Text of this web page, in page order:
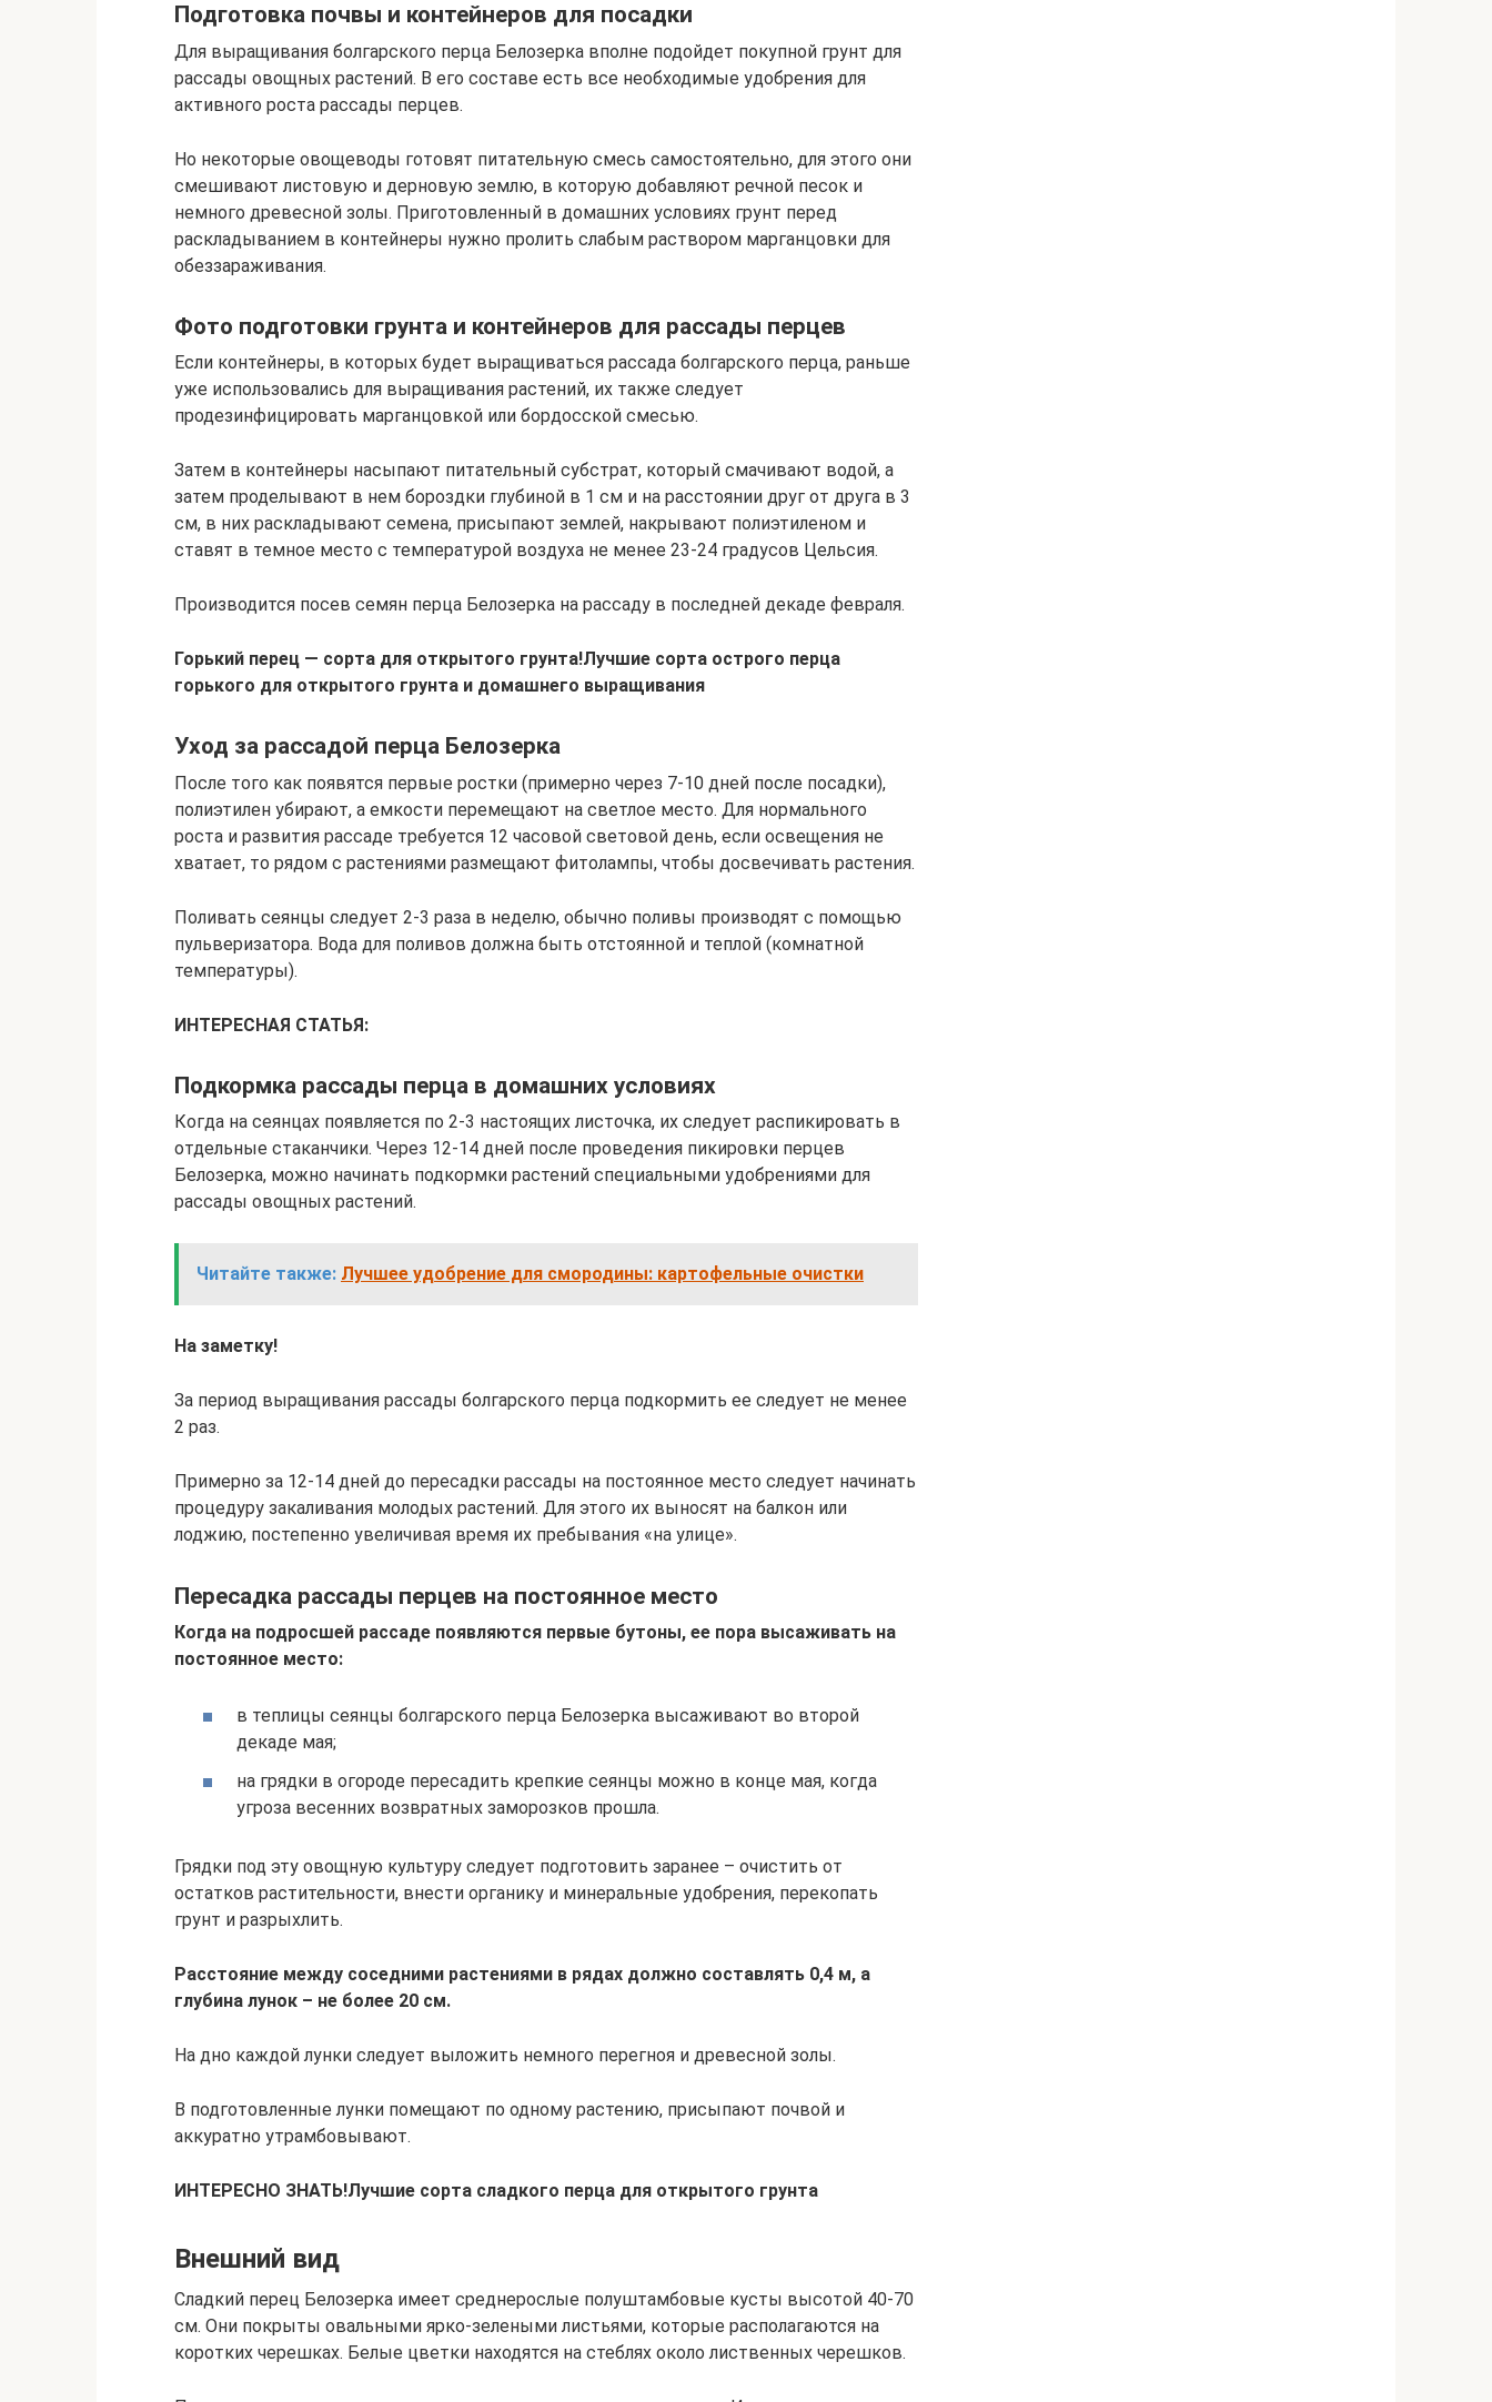
Подготовка почвы и контейнеров для посадки
Для выращивания болгарского перца Белозерка вполне подойдет покупной грунт для
рассады овощных растений. В его составе есть все необходимые удобрения для
активного роста рассады перцев.
Но некоторые овощеводы готовят питательную смесь самостоятельно, для этого они
смешивают листовую и дерновую землю, в которую добавляют речной песок и
немного древесной золы. Приготовленный в домашних условиях грунт перед
раскладыванием в контейнеры нужно пролить слабым раствором марганцовки для
обеззараживания.
Фото подготовки грунта и контейнеров для рассады перцев
Если контейнеры, в которых будет выращиваться рассада болгарского перца, раньше
уже использовались для выращивания растений, их также следует
продезинфицировать марганцовкой или бордосской смесью.
Затем в контейнеры насыпают питательный субстрат, который смачивают водой, а
затем проделывают в нем бороздки глубиной в 1 см и на расстоянии друг от друга в 3
см, в них раскладывают семена, присыпают землей, накрывают полиэтиленом и
ставят в темное место с температурой воздуха не менее 23-24 градусов Цельсия.
Производится посев семян перца Белозерка на рассаду в последней декаде февраля.
Горький перец — сорта для открытого грунта!Лучшие сорта острого перца
горького для открытого грунта и домашнего выращивания
Уход за рассадой перца Белозерка
После того как появятся первые ростки (примерно через 7-10 дней после посадки),
полиэтилен убирают, а емкости перемещают на светлое место. Для нормального
роста и развития рассаде требуется 12 часовой световой день, если освещения не
хватает, то рядом с растениями размещают фитолампы, чтобы досвечивать растения.
Поливать сеянцы следует 2-3 раза в неделю, обычно поливы производят с помощью
пульверизатора. Вода для поливов должна быть отстоянной и теплой (комнатной
температуры).
ИНТЕРЕСНАЯ СТАТЬЯ:
Подкормка рассады перца в домашних условиях
Когда на сеянцах появляется по 2-3 настоящих листочка, их следует распикировать в
отдельные стаканчики. Через 12-14 дней после проведения пикировки перцев
Белозерка, можно начинать подкормки растений специальными удобрениями для
рассады овощных растений.
Читайте также: Лучшее удобрение для смородины: картофельные очистки
На заметку!
За период выращивания рассады болгарского перца подкормить ее следует не менее
2 раз.
Примерно за 12-14 дней до пересадки рассады на постоянное место следует начинать
процедуру закаливания молодых растений. Для этого их выносят на балкон или
лоджию, постепенно увеличивая время их пребывания «на улице».
Пересадка рассады перцев на постоянное место
Когда на подросшей рассаде появляются первые бутоны, ее пора высаживать на
постоянное место:
в теплицы сеянцы болгарского перца Белозерка высаживают во второй
декаде мая;
на грядки в огороде пересадить крепкие сеянцы можно в конце мая, когда
угроза весенних возвратных заморозков прошла.
Грядки под эту овощную культуру следует подготовить заранее – очистить от
остатков растительности, внести органику и минеральные удобрения, перекопать
грунт и разрыхлить.
Расстояние между соседними растениями в рядах должно составлять 0,4 м, а
глубина лунок – не более 20 см.
На дно каждой лунки следует выложить немного перегноя и древесной золы.
В подготовленные лунки помещают по одному растению, присыпают почвой и
аккуратно утрамбовывают.
ИНТЕРЕСНО ЗНАТЬ!Лучшие сорта сладкого перца для открытого грунта
Внешний вид
Сладкий перец Белозерка имеет среднерослые полуштамбовые кусты высотой 40-70
см. Они покрыты овальными ярко-зелеными листьями, которые располагаются на
коротких черешках. Белые цветки находятся на стеблях около лиственных черешков.